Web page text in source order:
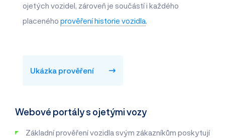
ojetých vozidel, zároveň je součástí i každého
placeného prověření historie vozidla.
Ukázka prověření
Webové portály s ojetými vozy
Základní prověření vozidla svým zákazníkům poskytují